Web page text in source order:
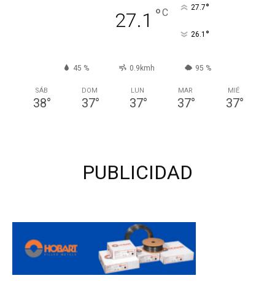
27.1 °C 27.7°
26.1 °
45 % 0.9kmh 95 %
SÁB
38°
DOM
37°
LUN
37°
MAR
37°
MIÉ
37°
PUBLICIDAD